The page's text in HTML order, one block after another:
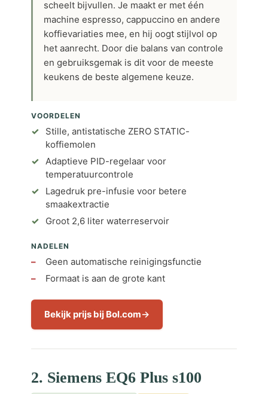
scheelt bijvullen. Je maakt er met één
machine espresso, cappuccino en andere
koffievariaties mee, en hij oogt stijlvol op
het aanrecht. Door die balans van controle
en gebruiksgemak is dit voor de meeste
keukens de beste algemene keuze.
VOORDELEN
Stille, antistatische ZERO STATIC-
koffiemolen
Adaptieve PID-regelaar voor
temperatuurcontrole
Lagedruk pre-infusie voor betere
smaakextractie
Groot 2,6 liter waterreservoir
NADELEN
Geen automatische reinigingsfunctie
Formaat is aan de grote kant
Bekijk prijs bij Bol.com
2. Siemens EQ6 Plus s100